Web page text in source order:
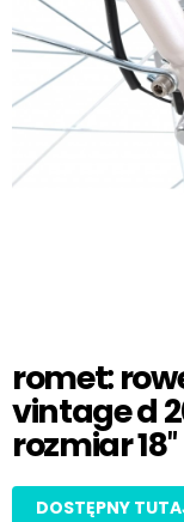
romet:
vintage d
rozmiar 18″
DOSTĘPNY